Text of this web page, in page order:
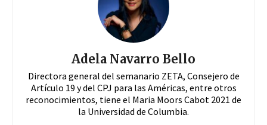
Adela Navarro Bello
Directora general del semanario ZETA, Consejero de
Artículo 19 y del CPJ para las Américas, entre otros
reconocimientos, tiene el Maria Moors Cabot 2021 de
la Universidad de Columbia.